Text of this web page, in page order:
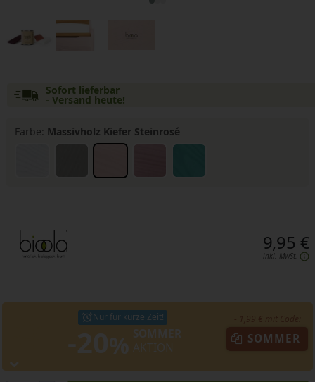
Sofort lieferbar
- Versand heute!
Farbe: Massivholz Kiefer Steinrosé
9,95 €
inkl. MwSt.
Nur für kurze Zeit!
SOMMER